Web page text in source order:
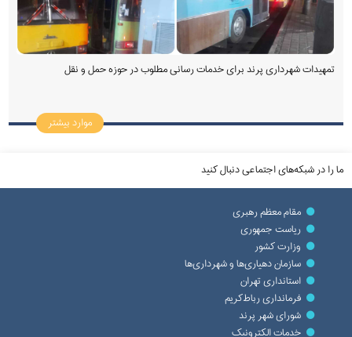
تمهیدات شهرداری پرند برای خدمات رسانی مطلوب در حوزه حمل و نقل
موارد بیشتر
ما را در شبکه‌های اجتماعی دنبال کنید
مقام معظم رهبری
ریاست جمهوری
وزارت کشور
سازمان دهیاری‌ها و شهرداری‌ها
استانداری تهران
فرمانداری رباط‌کریم
شورای شهر پرند
خدمات الکترونیک